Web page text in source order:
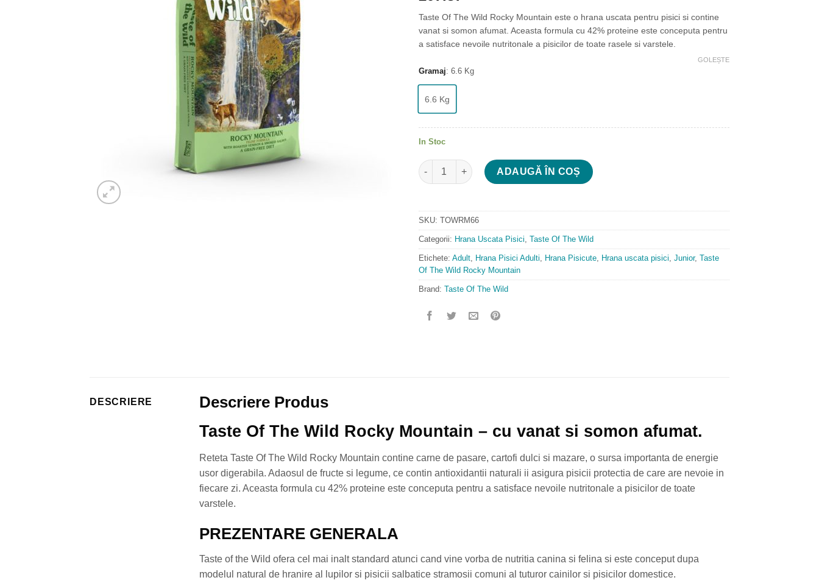
Taste Of The Wild Rocky Mountain este o hrana uscata pentru pisici si contine
vanat si somon afumat. Aceasta formula cu 42% proteine este conceputa pentru
a satisface nevoile nutritonale a pisicilor de toate rasele si varstele.
Gramaj: 6.6 Kg
6.6 Kg
GOLEȘTE
In Stoc
Cantitate Taste Of The Wild Rocky Mountain 6.6 kg
ADAUGĂ ÎN COȘ
SKU: TOWRM66
Categorii: Hrana Uscata Pisici, Taste Of The Wild
Etichete: Adult, Hrana Pisici Adulti, Hrana Pisicute, Hrana uscata pisici, Junior, Taste
Of The Wild Rocky Mountain
Brand: Taste Of The Wild
DESCRIERE Descriere Produs
Taste Of The Wild Rocky Mountain – cu vanat si somon afumat.
Reteta Taste Of The Wild Rocky Mountain contine carne de pasare, cartofi dulci si mazare, o sursa importanta de energie
usor digerabila. Adaosul de fructe si legume, ce contin antioxidantii naturali ii asigura pisicii protectia de care are nevoie in
fiecare zi. Aceasta formula cu 42% proteine este conceputa pentru a satisface nevoile nutritonale a pisicilor de toate
varstele.
PREZENTARE GENERALA
Taste of the Wild ofera cel mai inalt standard atunci cand vine vorba de nutritia canina si felina si este conceput dupa
modelul natural de hranire al lupilor si pisicii salbatice stramosii comuni al tuturor cainilor si pisicilor domestice.